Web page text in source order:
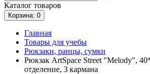
Каталог товаров
Корзина: 0
Главная
Товары для учебы
Рюкзаки, ранцы, сумки
Рюкзак ArtSpace Street "Melody",
отделение, 3 кармана